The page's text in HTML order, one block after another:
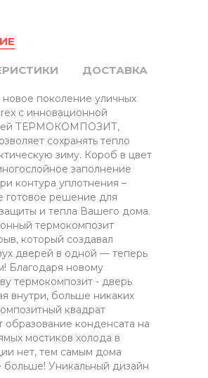
ДОСТАВКА
поколение уличных
с инновационной
ТЕРМОКОМПОЗИТ,
сохранять тепло
зиму. Короб в цвет
заполнение
контура уплотнения –
готовое решение для
и тепла Вашего дома.
термокомпозит
который создавал
дверей в одной — теперь
Благодаря новому
термокомпозит - дверь
внутри, больше никаких
квадрат
образование конденсата на
мостиков холода в
нет, тем самым дома
больше! Уникальный дизайн